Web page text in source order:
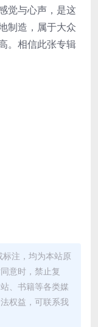
觉与心声，是这
制造，属于大众
。相信此张专辑
注，均为本站原
意时，禁止复
、书籍等各类媒
权益，可联系我